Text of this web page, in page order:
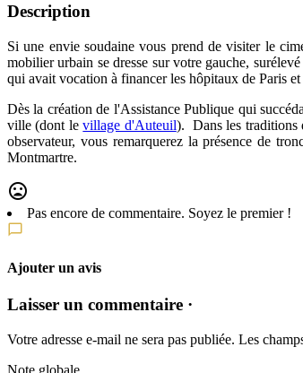
Description
Si une envie soudaine vous prend de visiter le
mobilier urbain se dresse sur votre gauche,
qui avait vocation à financer les hôpitaux de Paris
Dès la création de l'Assistance Publique qui
ville (dont levillage d'Auteuil). Dans les traditions
observateur, vous remarquerez la présence de
Montmartre.
Pas encore de commentaire. Soyez le premier !
Ajouter un avis
Laisser un commentaire ·
Votre adresse e-mail ne sera pas publiée. Les
Note globale